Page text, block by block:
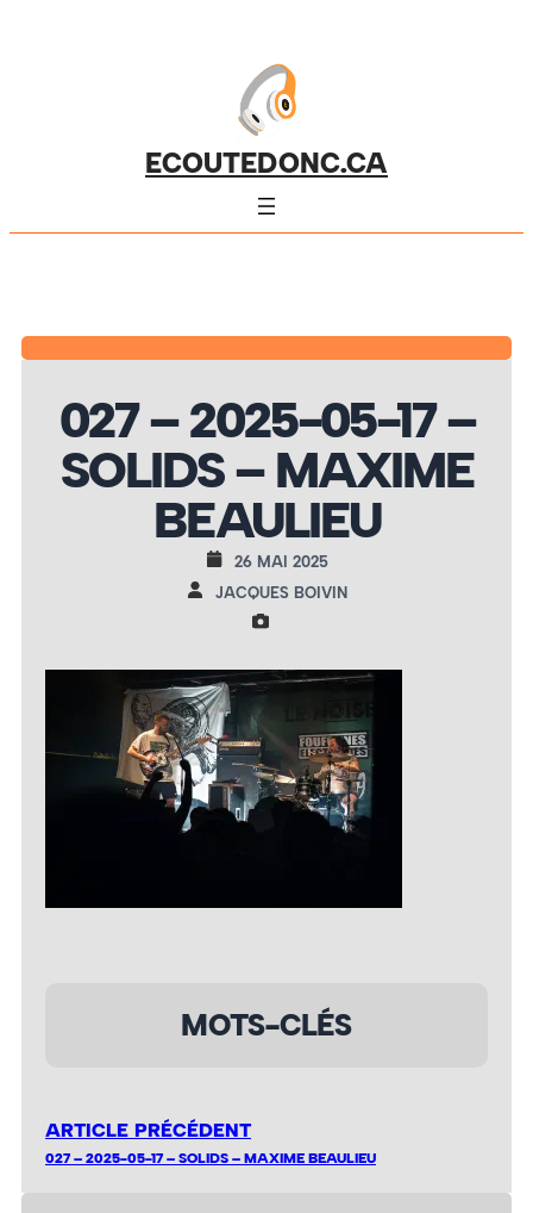
ECOUTEDONC.CA
027 – 2025-05-17 –
SOLIDS – MAXIME
BEAULIEU
26 MAI 2025
JACQUES BOIVIN
MOTS-CLÉS
ARTICLE PRÉCÉDENT
027 – 2025-05-17 – SOLIDS – MAXIME BEAULIEU